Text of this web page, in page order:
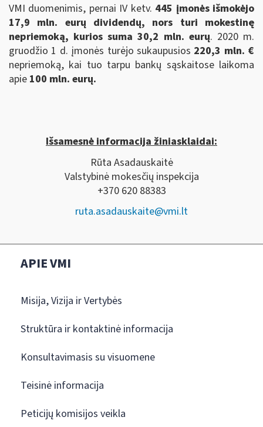
VMI duomenimis, pernai IV ketv. 445 įmonės išmokėjo
17,9 mln. eurų dividendų, nors turi mokestinę
nepriemoką, kurios suma 30,2 mln. eurų. 2020 m.
gruodžio 1 d. įmonės turėjo sukaupusios 220,3 mln. €
nepriemoką, kai tuo tarpu bankų sąskaitose laikoma
apie 100 mln. eurų.
Išsamesnė informacija žiniasklaidai:
Rūta Asadauskaitė
Valstybinė mokesčių inspekcija
+370 620 88383
ruta.asadauskaite@vmi.lt
APIE VMI
Misija, Vizija ir Vertybės
Struktūra ir kontaktinė informacija
Konsultavimasis su visuomene
Teisinė informacija
Peticijų komisijos veikla